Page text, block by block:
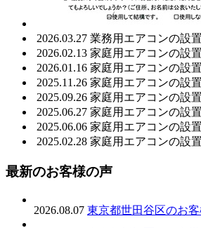
2026.03.27 業務用エアコンの設置
2026.02.13 家庭用エアコンの設置
2026.01.16 家庭用エアコンの設置
2025.11.26 家庭用エアコンの設置
2025.09.26 家庭用エアコンの設置
2025.06.27 家庭用エアコンの設置
2025.06.06 家庭用エアコンの設置
2025.02.28 家庭用エアコンの設置
最新のお客様の声
2026.08.07 東京都世田谷区のお客